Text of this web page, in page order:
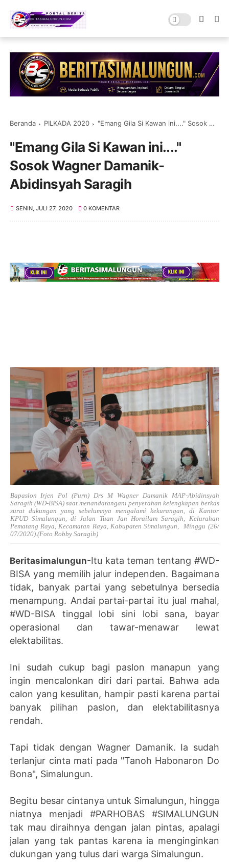
Beranda PILKADA 2020 "Emang Gila Si Kawan ini...." Sosok Wagner Damanik-Abidinsyah Saragih
"Emang Gila Si Kawan ini...."
Sosok Wagner Damanik-
Abidinsyah Saragih
SENIN, JULI 27, 2020 0 KOMENTAR
Bapaslon Irjen Pol (Purn) Drs M Wagner Damanik MAP-Abidinsyah
Saragih (WD-BISA) saat menandatangani penyerahan kelengkapan berkas
surat dukungan yang sebelumnya mengalami kekurangan, di Kantor
KPUD Simalungun, di Jalan Tuan Jan Horailam Saragih, Kelurahan
Pematang Raya, Kecamatan Raya, Kabupaten Simalungun, Minggu (26/
07/2020).(Foto Robby Saragih)
Beritasimalungun-Itu kata teman tentang #WD-
BISA yang memilih jalur independen. Bagaimana
tidak, banyak partai yang sebetulnya bersedia
menampung. Andai partai-partai itu jual mahal,
#WD-BISA tinggal lobi sini lobi sana, bayar
operasional dan tawar-menawar lewat
elektabilitas.
Ini sudah cukup bagi paslon manapun yang
ingin mencalonkan diri dari partai. Bahwa ada
calon yang kesulitan, hampir pasti karena partai
banyak pilihan paslon, dan elektabilitasnya
rendah.
Tapi tidak dengan Wagner Damanik. Ia sudah
terlanjur cinta mati pada "Tanoh Habonaron Do
Bona", Simalungun.
Begitu besar cintanya untuk Simalungun, hingga
niatnya menjadi #PARHOBAS #SIMALUNGUN
tak mau diraihnya dengan jalan pintas, apalagi
jalan yang tak pantas karena ia menginginkan
dukungan yang tulus dari warga Simalungun.